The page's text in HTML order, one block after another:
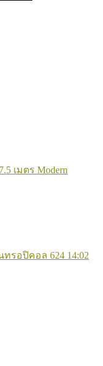
เมตร Modern
624 14:02